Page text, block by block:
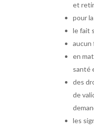
et
pour
le fait
aucun
en
santé
des
de
les